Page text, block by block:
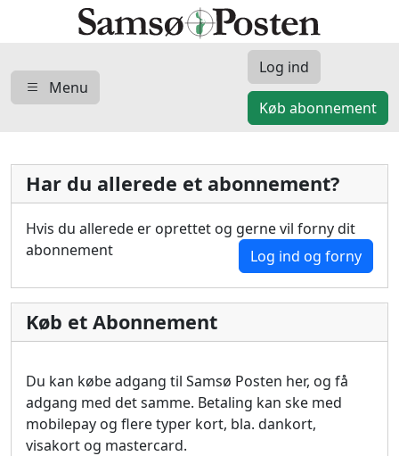
Menu
Log ind
Køb abonnement
Har du allerede et abonnement?
Hvis du allerede er oprettet og gerne vil forny dit
abonnement
Log ind og forny
Køb et Abonnement
Du kan købe adgang til Samsø Posten her, og få
adgang med det samme. Betaling kan ske med
mobilepay og flere typer kort, bla. dankort,
visakort og mastercard.